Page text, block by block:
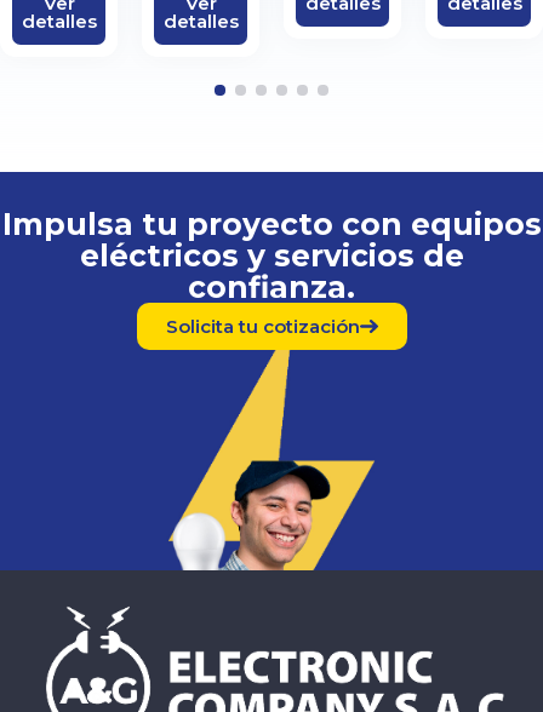
detalles detalles
4 5 6
Impulsa tu proyecto con equipos
eléctricos y servicios de
confianza.
Solicita tu cotización